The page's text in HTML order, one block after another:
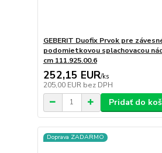
GEBERIT Duofix Prvok pre
podomietkovou splachovacou
cm 111.925.00.6
252,15 EUR/ks
205,00 EUR bez DPH
Pridať do
Doprava ZADARMO